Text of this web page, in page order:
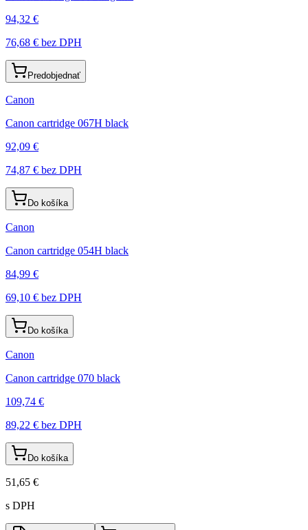
94,32 €
76,68 € bez DPH
Predobjednať
Canon
Canon cartridge 067H black
92,09 €
74,87 € bez DPH
Do košíka
Canon
Canon cartridge 054H black
84,99 €
69,10 € bez DPH
Do košíka
Canon
Canon cartridge 070 black
109,74 €
89,22 € bez DPH
Do košíka
51,65 €
s DPH